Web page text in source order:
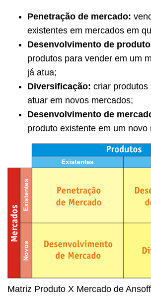
Penetração de mercado:
existentes em mercados em
Desenvolvimento de
produtos para vender em um
já atua;
Diversificação: criar produtos
atuar em novos mercados;
Desenvolvimento de
produto existente em um novo
Matriz Produto X Mercado de